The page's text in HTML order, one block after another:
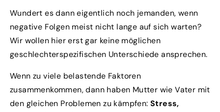
Wundert es dann eigentlich noch jemanden, wenn
negative Folgen meist nicht lange auf sich warten?
Wir wollen hier erst gar keine möglichen
geschlechterspezifischen Unterschiede ansprechen.
Wenn zu viele belastende Faktoren
zusammenkommen, dann haben Mutter wie Vater mit
den gleichen Problemen zu kämpfen: Stress,